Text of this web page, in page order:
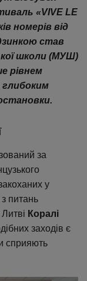
«VIVE LE
номерів від
став
школи (МУШ)
рівнем
за
у
питань
Коралі
заходів є
сприяють